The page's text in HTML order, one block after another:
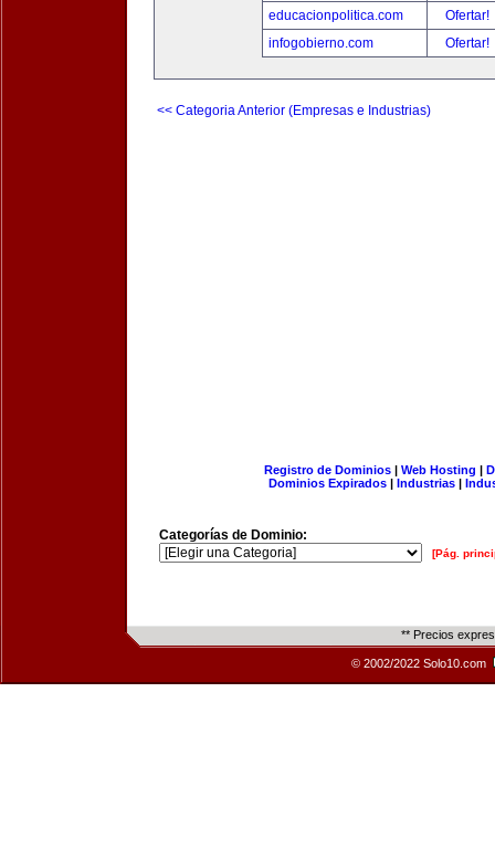
educacionpolitica.com
Ofertar!
infogobierno.com
Ofertar!
<< Categoria Anterior (Empresas e Industrias)
Registro de Dominios| Web Hosting |
Dominios Expirados | Industrias |
Categorías de Dominio:
[Pág.
** Precios
© 2002/2022 Solo10.com